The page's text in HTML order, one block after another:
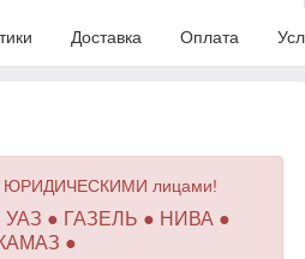
Доставка Оплата
ЮРИДИЧЕСКИМИ лицами!
УАЗ ● ГАЗЕЛЬ ● НИВА ●
●